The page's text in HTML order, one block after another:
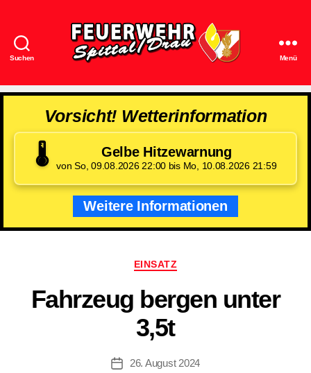
Suchen
Spittal/Drau
Menü
Vorsicht! Wetterinformation
🌡️ Gelbe Hitzewarnung
von So, 09.08.2026 22:00 bis Mo, 10.08.2026 21:59
Weitere Informationen
Kategorien
EINSATZ
Fahrzeug bergen unter
3,5t
Beitragsdatum
26. August 2024